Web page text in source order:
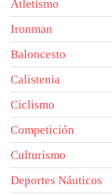
Atletismo
Ironman
Baloncesto
Calistenia
Ciclismo
Competición
Culturismo
Deportes Náuticos